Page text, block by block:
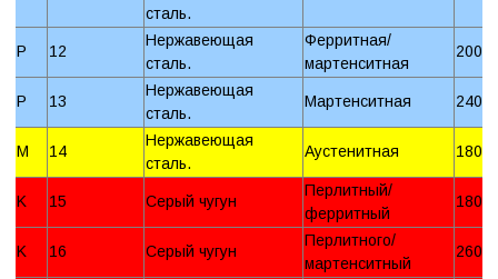
сталь.
P 12
Нержавеющая
сталь.
Ферритная/
мартенситная
200
P 13
Нержавеющая
сталь.
Мартенситная 240
M 14
Нержавеющая
сталь.
Аустенитная 180
K 15 Серый чугун
Перлитный/
ферритный
180
K 16 Серый чугун
Перлитного/
мартенситный
260